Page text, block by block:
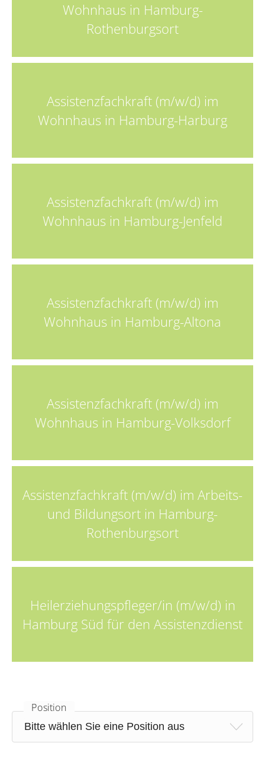
Wohnhaus in Hamburg-
Rothenburgsort
Assistenzfachkraft (m/w/d) im
Wohnhaus in Hamburg-Harburg
Assistenzfachkraft (m/w/d) im
Wohnhaus in Hamburg-Jenfeld
Assistenzfachkraft (m/w/d) im
Wohnhaus in Hamburg-Altona
Assistenzfachkraft (m/w/d) im
Wohnhaus in Hamburg-Volksdorf
Assistenzfachkraft (m/w/d) im Arbeits-
und Bildungsort in Hamburg-
Rothenburgsort
Heilerziehungspfleger/in (m/w/d) in
Hamburg Süd für den Assistenzdienst
Position